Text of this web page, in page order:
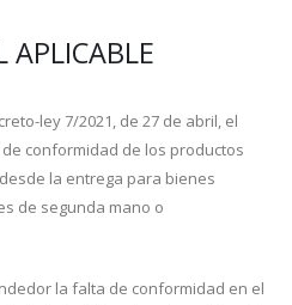
APLICABLE
ley 7/2021, de 27 de abril, el
conformidad de los productos
la entrega para bienes
de segunda mano o
la falta de conformidad en el